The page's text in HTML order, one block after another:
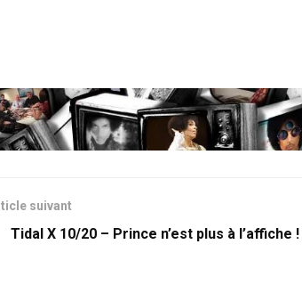
suivant
Tidal X 10/20 – Prince n’est plus à l’affiche !